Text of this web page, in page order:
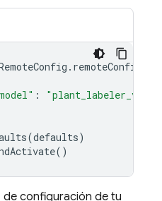
. remoteConfig
: "plant_labeler_v1"
(defaults)
()
de configuración de tu